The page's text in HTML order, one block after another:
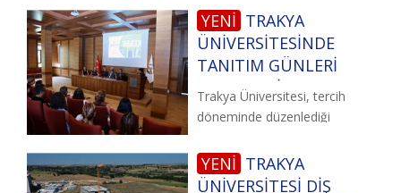
ZİYARET
YENİ TRAKYA
ÜNİVERSİTESİNDE
TANITIM GÜNLERİ
DEVAM EDİYOR
Trakya Üniversitesi, tercih
döneminde düzenlediği
üniversite adaylarını
YENİ TRAKYA
ÜNİVERSİTESİ DİŞ